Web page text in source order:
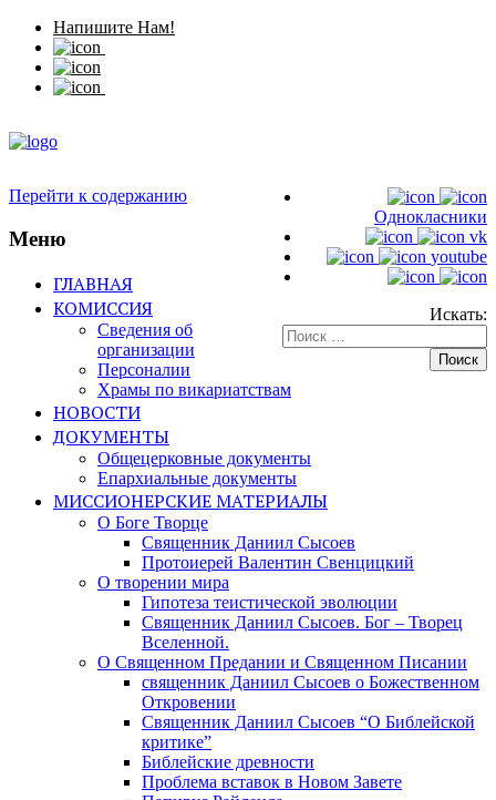
Напишите Нам!
Однокласники
vk
youtube
Искать:
Перейти к содержанию
Меню
ГЛАВНАЯ
КОМИССИЯ
Сведения об
организации
Персоналии
Храмы по викариатствам
НОВОСТИ
ДОКУМЕНТЫ
Общецерковные документы
Епархиальные документы
МИССИОНЕРСКИЕ МАТЕРИАЛЫ
О Боге Творце
Священник Даниил Сысоев
Протоиерей Валентин Свенцицкий
О творении мира
Гипотеза теистической эволюции
Священник Даниил Сысоев. Бог – Творец
Вселенной.
О Священном Предании и Священном Писании
священник Даниил Сысоев о Божественном
Откровении
Священник Даниил Сысоев “О Библейской
критике”
Библейские древности
Проблема вставок в Новом Завете